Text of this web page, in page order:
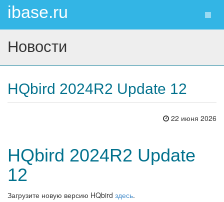
ibase.ru
Новости
HQbird 2024R2 Update 12
22 июня 2026
HQbird 2024R2 Update
12
Загрузите новую версию HQbird здесь.